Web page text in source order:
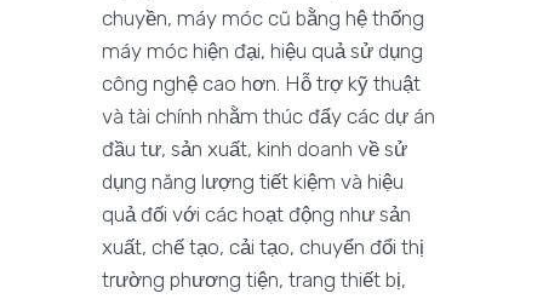
chuyền, máy móc cũ bằng hệ thống
máy móc hiện đại, hiệu quả sử dụng
công nghệ cao hơn. Hỗ trợ kỹ thuật
và tài chính nhằm thúc đẩy các dự án
đầu tư, sản xuất, kinh doanh về sử
dụng năng lượng tiết kiệm và hiệu
quả đối với các hoạt động như sản
xuất, chế tạo, cải tạo, chuyển đổi thị
trường phương tiện, trang thiết bị,